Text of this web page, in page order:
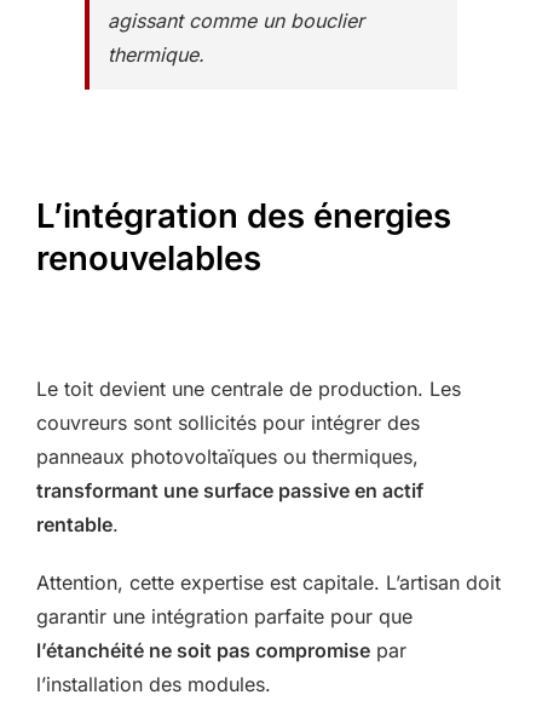
agissant comme un bouclier
thermique.
L’intégration des énergies
renouvelables
Le toit devient une centrale de production. Les
couvreurs sont sollicités pour intégrer des
panneaux photovoltaïques ou thermiques,
transformant une surface passive en actif
rentable.
Attention, cette expertise est capitale. L’artisan doit
garantir une intégration parfaite pour que
l’étanchéité ne soit pas compromise par
l’installation des modules.